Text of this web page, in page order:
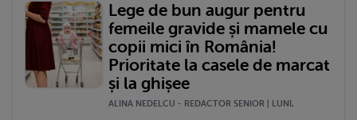
Lege de bun augur pentru
femeile gravide și mamele cu
copii mici în România!
Prioritate la casele de marcat
și la ghișee
ALINA NEDELCU - REDACTOR SENIOR | LUNI,